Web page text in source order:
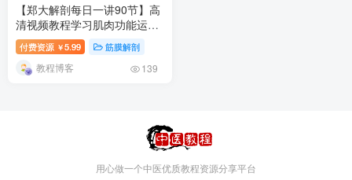
【郑大解剖每日一讲90节】高
清视频教程学习肌肉功能运动-
百度网盘下载
付费资源 ￥5.99 筋膜解剖
教程博客 139
用心做一个中医优质教程资源分享平台